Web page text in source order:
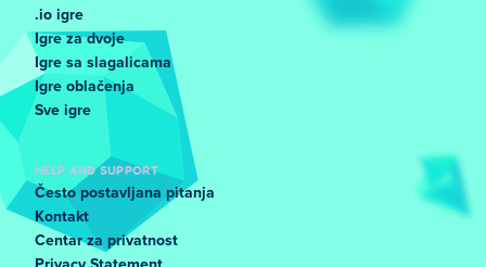
.io igre
Igre za dvoje
Igre sa slagalicama
Igre oblačenja
Sve igre
HELP AND SUPPORT
Često postavljana pitanja
Kontakt
Centar za privatnost